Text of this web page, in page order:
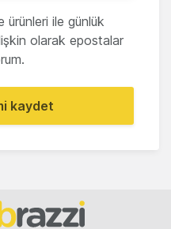
ile günlük
olarak epostalar
kaydet